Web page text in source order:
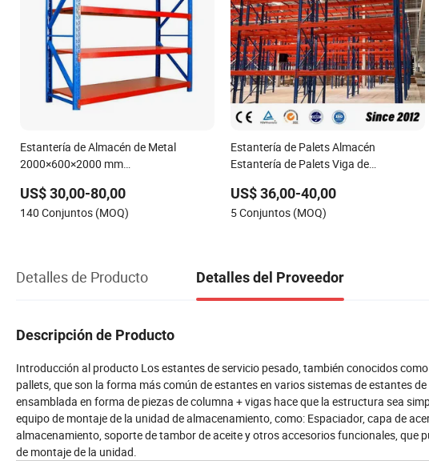
Estantería de Almacén de Metal
2000×600×2000 mm
Almacenamiento Estante de Almacén
de Media Carga
US$ 30,00-80,00
140 Conjuntos (MOQ)
Estantería de Palets Almacén
Estantería de Palets Viga de
Estantes Industriales Q235B
Estantería de Metal de Acero
US$ 36,00-40,00
5 Conjuntos (MOQ)
Detalles de Producto Detalles del Proveedor
Descripción de Producto
Introducción al producto Los estantes de servicio pesado, también conocidos
pallets, que son la forma más común de estantes en varios sistemas de estantes
ensamblada en forma de piezas de columna + vigas hace que la estructura sea
equipo de montaje de la unidad de almacenamiento, como: Espaciador, capa de
almacenamiento, soporte de tambor de aceite y otros accesorios funcionales, que
de montaje de la unidad.